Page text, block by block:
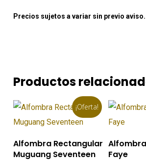
Precios sujetos a variar sin previo aviso.
Productos
¡Oferta!
Añadir Al Carrito
Alfombra Rectangular
Muguang Seventeen
Faye